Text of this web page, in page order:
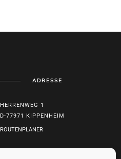
ADRESSE
HERRENWEG 1
D-77971 KIPPENHEIM
ROUTENPLANER